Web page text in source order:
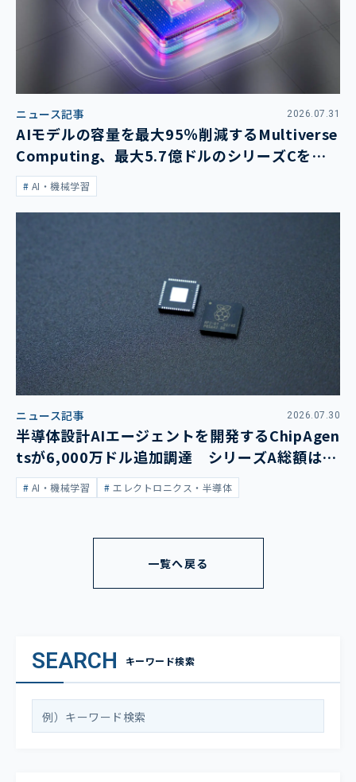
ニュース記事 2026.07.31
AIモデルの容量を最大95％削減するMultiverse
Computing、最大5.7億ドルのシリーズCを発
表AI・機械学習
ニュース記事 2026.07.30
半導体設計AIエージェントを開発するChipAgen
tsが6,000万ドル追加調達 シリーズA総額は1
億3,400万ドルに
AI・機械学習 エレクトロニクス・半導体
一覧へ戻る
SEARCH キーワード検索